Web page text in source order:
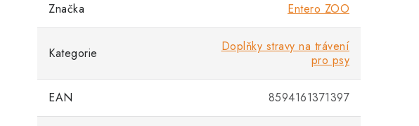
Značka Entero ZOO
Kategorie
Doplňky stravy na trávení
pro psy
EAN 8594161371397